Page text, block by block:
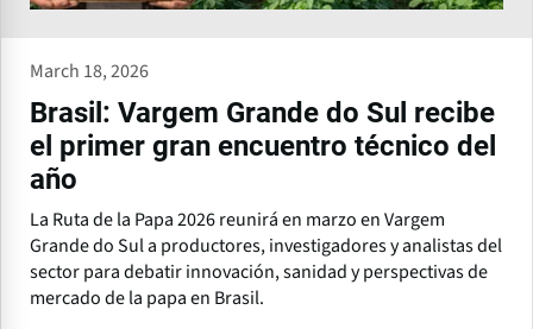
March 18, 2026
Brasil: Vargem Grande do Sul recibe
el primer gran encuentro técnico del
año
La Ruta de la Papa 2026 reunirá en marzo en Vargem
Grande do Sul a productores, investigadores y analistas del
sector para debatir innovación, sanidad y perspectivas de
mercado de la papa en Brasil.